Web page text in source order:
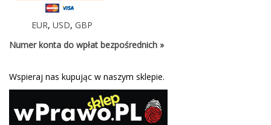
EUR, USD, GBP
Numer konta do wpłat bezpośrednich »
Wspieraj nas kupując w naszym sklepie.